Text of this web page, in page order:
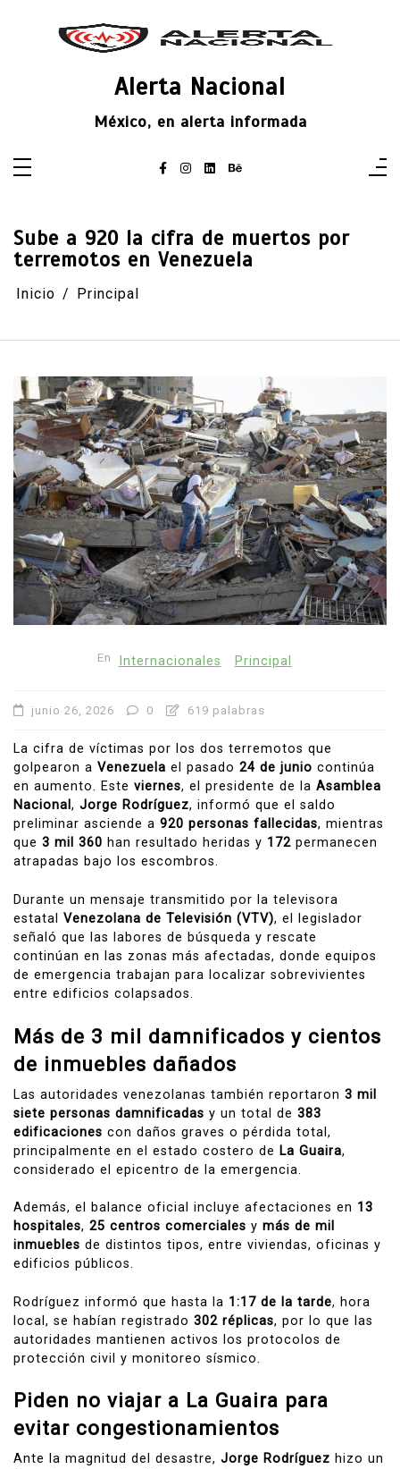
Alerta Nacional
México, en alerta informada
Sube a 920 la cifra de muertos por
terremotos en Venezuela
Inicio Principal
En Internacionales Principal
junio 26, 2026 0 619 palabras
La cifra de víctimas por los dos terremotos que
golpearon a Venezuela el pasado 24 de junio continúa
en aumento. Este viernes, el presidente de la Asamblea
Nacional, Jorge Rodríguez, informó que el saldo
preliminar asciende a 920 personas fallecidas, mientras
que 3 mil 360 han resultado heridas y 172 permanecen
atrapadas bajo los escombros.
Durante un mensaje transmitido por la televisora
estatal Venezolana de Televisión (VTV), el legislador
señaló que las labores de búsqueda y rescate
continúan en las zonas más afectadas, donde equipos
de emergencia trabajan para localizar sobrevivientes
entre edificios colapsados.
Más de 3 mil damnificados y cientos
de inmuebles dañados
Las autoridades venezolanas también reportaron 3 mil
siete personas damnificadas y un total de 383
edificaciones con daños graves o pérdida total,
principalmente en el estado costero de La Guaira,
considerado el epicentro de la emergencia.
Además, el balance oficial incluye afectaciones en 13
hospitales, 25 centros comerciales y más de mil
inmuebles de distintos tipos, entre viviendas, oficinas y
edificios públicos.
Rodríguez informó que hasta la 1:17 de la tarde, hora
local, se habían registrado 302 réplicas, por lo que las
autoridades mantienen activos los protocolos de
protección civil y monitoreo sísmico.
Piden no viajar a La Guaira para
evitar congestionamientos
Ante la magnitud del desastre, Jorge Rodríguez hizo un